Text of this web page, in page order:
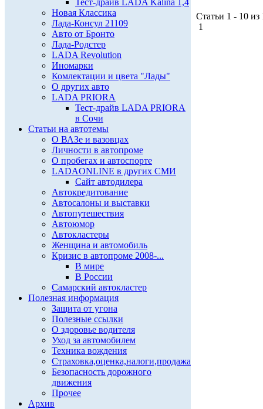
Тест-драйв LADA Kalina 1,4
Новая Классика
Лада-Консул 21109
Авто от Бронто
Лада-Родстер
LADA Revolution
Иномарки
Комлектации и цвета "Лады"
О других авто
LADA PRIORA
Тест-драйв LADA PRIORA
в Сочи
Статьи на автотемы
О ВАЗе и вазовцах
Личности в автопроме
О пробегах и автоспорте
LADAONLINE в других СМИ
Сайт автодилера
Автокредитование
Автосалоны и выставки
Автопутешествия
Автоюмор
Автокластеры
Женщина и автомобиль
Кризис в автопроме 2008-...
В мире
В России
Самарский автокластер
Полезная информация
Защита от угона
Полезные ссылки
О здоровье водителя
Уход за автомобилем
Техника вождения
Страховка,оценка,налоги,продажа
Безопасность дорожного
движения
Прочее
Архив
Статьи 1 - 10 из
1